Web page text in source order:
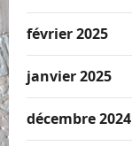
février 2025
janvier 2025
décembre 2024